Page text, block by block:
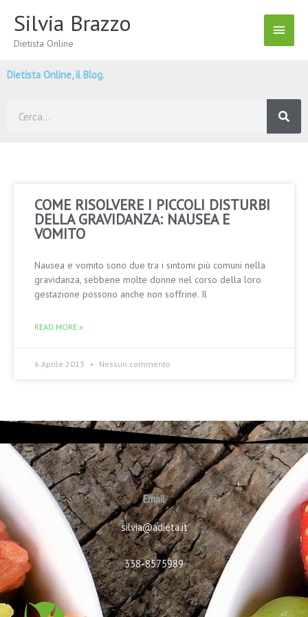
contenuto
Silvia Brazzo
Dietista Online
Menu
Dietista Online, il Blog.
COME RISOLVERE I PICCOLI DISTURBI
DELLA GRAVIDANZA: NAUSEA E
VOMITO
Nausea e vomito sono due tra i sintomi più comuni nella
gravidanza, sebbene molte donne nel corso della loro
gestazione possono anche non soffrine. Il
READ MORE »
6 Aprile 2013 Nessun commento
Email
silvia@adieta.it
338-8575989